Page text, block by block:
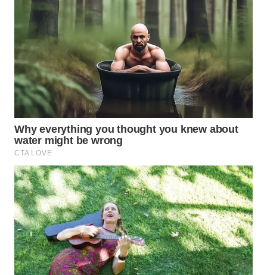
NATUNA
WN
BINTAN
WN
MANDALIKA
WN
WN
LABUANBAJO
WN
BORNEO